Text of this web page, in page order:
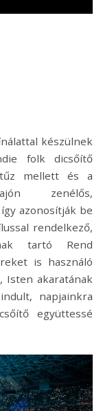
készülnek
folk dicsőítő
űz mellettés a
ón zenélős,
azonosítják be
rendelkező,
tartó Rend
is használó
Isten akaratának
napjainkra
együttessé